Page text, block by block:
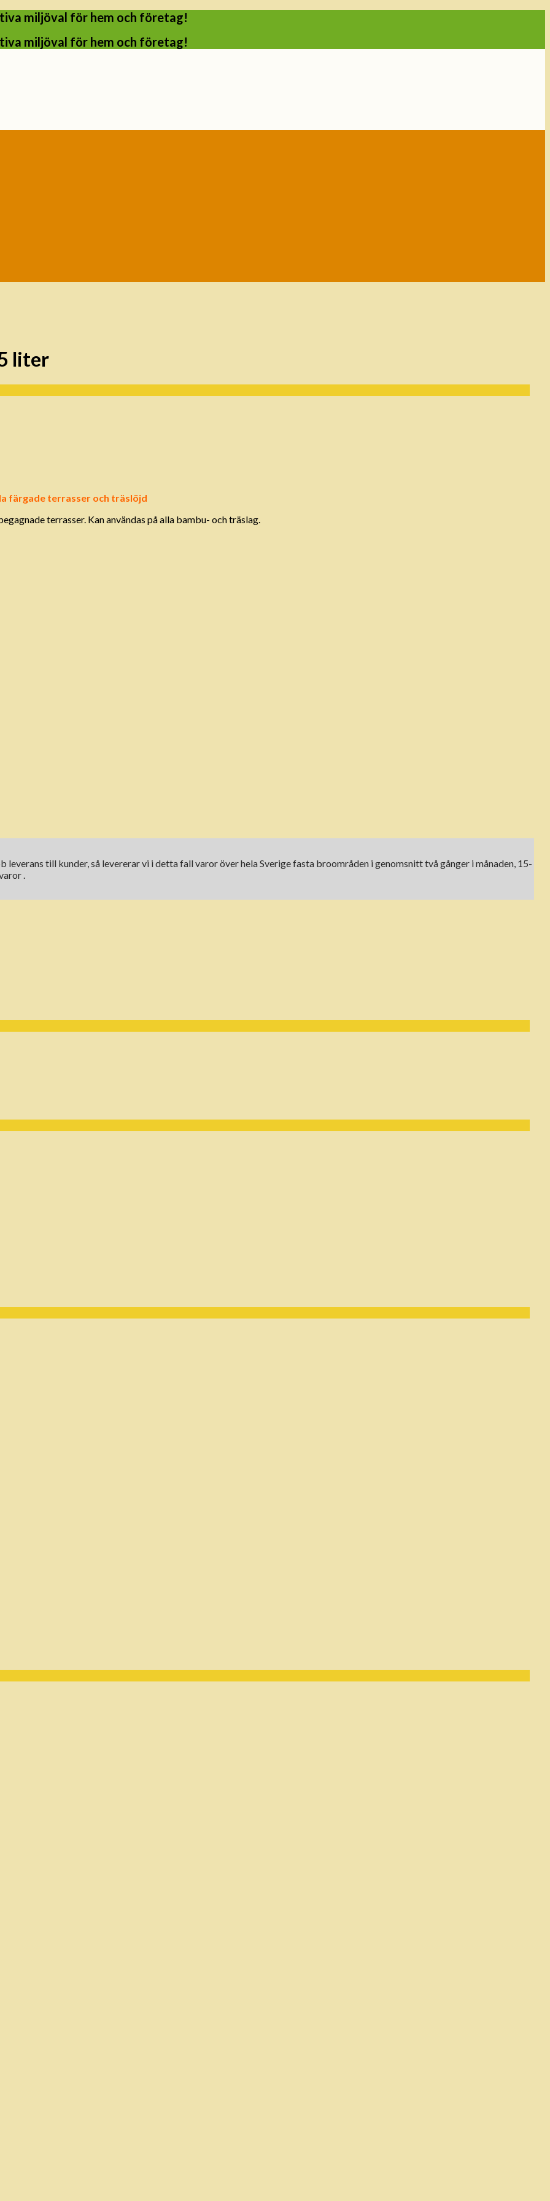
miljöval för hem och företag!
miljöval för hem och företag!
liter
färgade terrasser och träslöjd
terrasser. Kan användas på alla bambu- och träslag.
till kunder, så levererar vi i detta fall varor över hela Sverige fasta broområden i genomsnitt två gånger i månaden, 15-
.